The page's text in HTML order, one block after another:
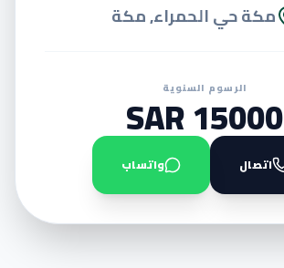
مكة حي الحمراء, مكة
الرسوم السنوية
15000 SAR
اتصال واتساب